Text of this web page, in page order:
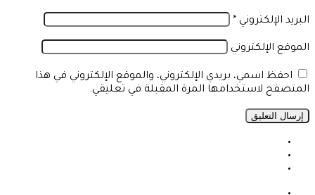
البريد الإلكتروني *
الموقع الإلكتروني
احفظ اسمي، بريدي الإلكتروني، والموقع الإلكتروني في هذا
المتصفح لاستخدامها المرة المقبلة في تعليقي.